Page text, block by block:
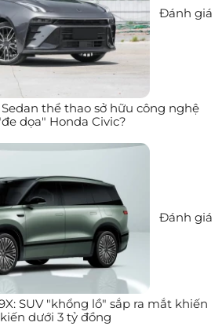
Đánh giá
thể thao sở hữu công nghệ
dọa" Honda Civic?
Đánh giá
SUV "khổng lồ" sắp ra mắt khiến
dưới 3 tỷ đồng